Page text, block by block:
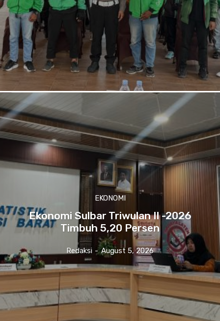
EKONOMI
Ekonomi Sulbar Triwulan II -2026
Timbuh 5,20 Persen
Redaksi - August 5, 2026